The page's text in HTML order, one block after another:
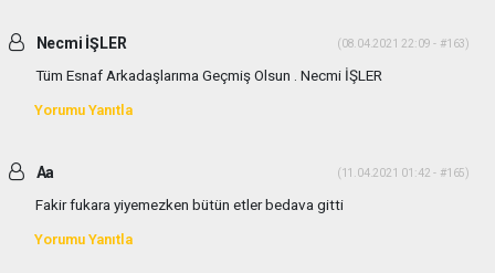
Necmi İŞLER (08.04.2021 22:09 - #163)
Tüm Esnaf Arkadaşlarıma Geçmiş Olsun . Necmi İŞLER
Yorumu Yanıtla
Aa (11.04.2021 01:42 - #165)
Fakir fukara yiyemezken bütün etler bedava gitti
Yorumu Yanıtla